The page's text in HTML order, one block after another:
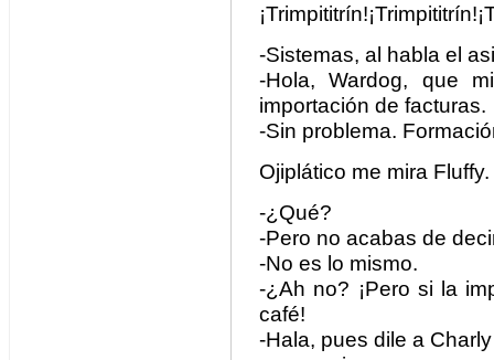
-Sistemas, al habla el
-Hola, Wardog, que
importación de facturas.
-Sin problema.
Ojiplático me mira Fluffy.
-¿Qué?
-Pero no acabas de
-No es lo mismo.
-¿Ah no? ¡Pero si la
café!
-Hala, pues dile a